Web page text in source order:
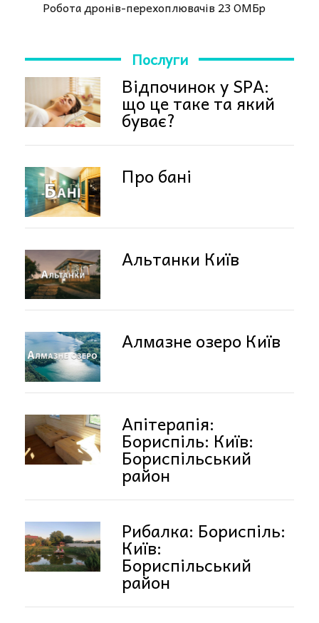
Робота дронів-перехоплювачів 23 ОМБр
Послуги
Відпочинок у SPA:
що це таке та який
буває?
Про бані
Альтанки Київ
Алмазне озеро Київ
Апітерапія:
Бориспіль: Київ:
Бориспільський
район
Рибалка: Бориспіль:
Київ:
Бориспільський
район